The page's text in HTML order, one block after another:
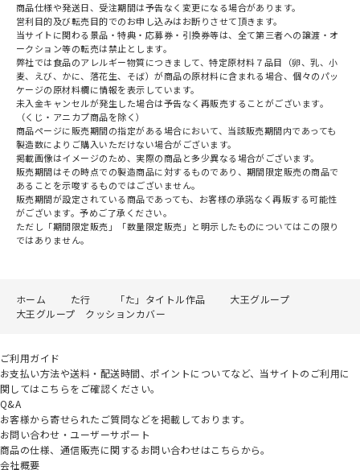
商品仕様や発送日、受注期間は予告なく変更になる場合があります。
営利目的及び転売目的でのお申し込みはお断りさせて頂きます。
当サイトに関わる景品・特典・応募券・引換券等は、全て第三者への譲渡・オ
ークション等の転売は禁止とします。
弊社では食品のアレルギー物質につきまして、特定原材料７品目（卵、乳、小
麦、えび、かに、落花生、そば）が商品の原材料に含まれる場合、個々のパッ
ケージの原材料欄に情報を表示しています。
未入金キャンセルが発生した場合は予告なく再販売することがございます。
（くじ・アニカプ商品を除く）
商品ページに販売期間の指定がある場合において、当該販売期間内であっても
製造数によりご購入いただけない場合がございます。
掲載画像はイメージのため、実際の商品と多少異なる場合がございます。
販売期間はその時点での製造商品に対するものであり、期間限定販売の商品で
あることを示唆するものではございません。
販売期間が設定されている商品であっても、お客様の承諾なく再販する可能性
がございます。予めご了承ください。
ただし「期間限定販売」「数量限定販売」と明示したものについてはこの限り
ではありません。
ホーム た行 「た」タイトル作品
大王グループ
大王グループ クッションカバー
ご利用ガイド
お支払い方法や送料・配送時間、ポイントについてなど、当サイトのご利用に
関してはこちらをご確認ください。
Q&A
お客様から寄せられたご質問などを掲載しております。
お問い合わせ・ユーザーサポート
商品の仕様、通信販売に関するお問い合わせはこちらから。
会社概要